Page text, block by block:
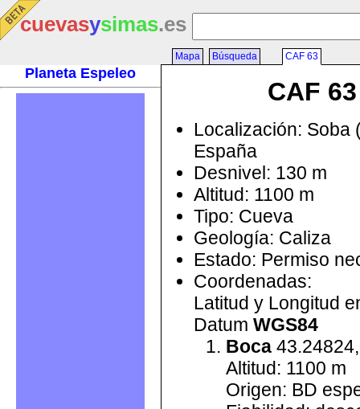
cuevasysimas.es
Planeta Espeleo
Mapa Búsqueda CAF 63
CAF 63
Localización: Soba
España
Desnivel: 130 m
Altitud: 1100 m
Tipo: Cueva
Geología: Caliza
Estado: Permiso
Coordenadas:
Latitud y Longitud
Datum WGS84
Boca
Altitud: 1100 m
Origen: BD